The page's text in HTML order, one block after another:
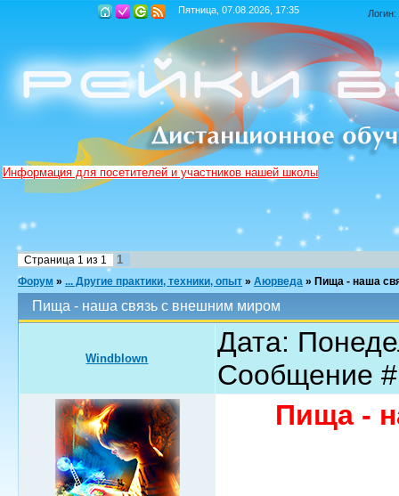
Пятница, 07.08.2026, 17:35 Логин:
Информация для посетителей и участников нашей школы
Страница 1 из 1 1
Форум » ... Другие практики, техники, опыт » Аюрведа » Пища - наша
Пища - наша связь с внешним миром
Windblown
Дата:
Сообщение
Пища -